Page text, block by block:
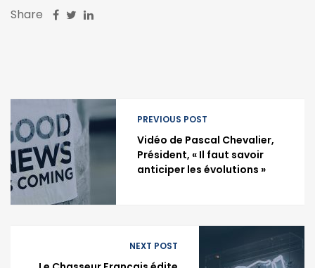
Share
PREVIOUS POST
Vidéo de Pascal Chevalier,
Président, « Il faut savoir
anticiper les évolutions »
NEXT POST